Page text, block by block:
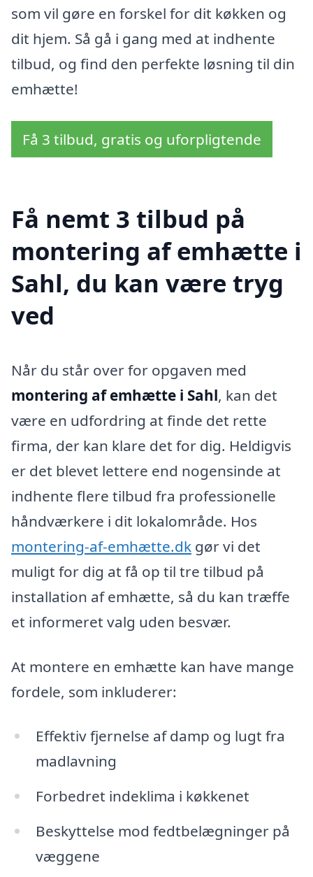
som vil gøre en forskel for dit køkken og
dit hjem. Så gå i gang med at indhente
tilbud, og find den perfekte løsning til din
emhætte!
Få 3 tilbud, gratis og uforpligtende
Få nemt 3 tilbud på
montering af emhætte i
Sahl, du kan være tryg
ved
Når du står over for opgaven med
montering af emhætte i Sahl, kan det
være en udfordring at finde det rette
firma, der kan klare det for dig. Heldigvis
er det blevet lettere end nogensinde at
indhente flere tilbud fra professionelle
håndværkere i dit lokalområde. Hos
montering-af-emhætte.dk gør vi det
muligt for dig at få op til tre tilbud på
installation af emhætte, så du kan træffe
et informeret valg uden besvær.
At montere en emhætte kan have mange
fordele, som inkluderer:
Effektiv fjernelse af damp og lugt fra
madlavning
Forbedret indeklima i køkkenet
Beskyttelse mod fedtbelægninger på
væggene